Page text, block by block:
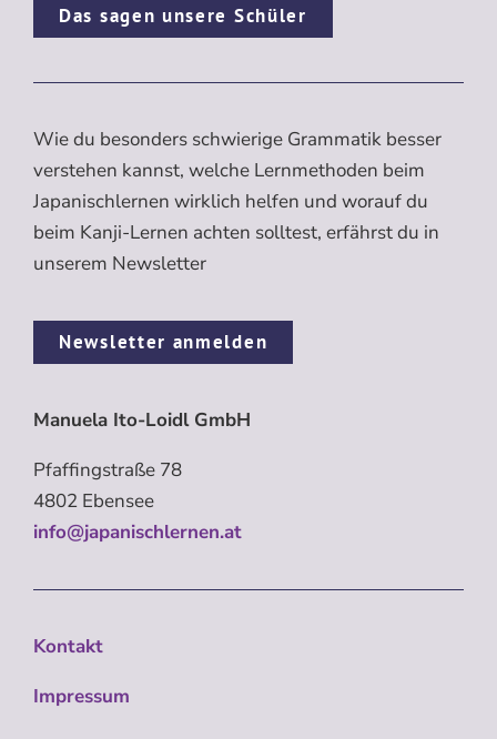
Das sagen unsere Schüler
Wie du besonders schwierige Grammatik besser
verstehen kannst, welche Lernmethoden beim
Japanischlernen wirklich helfen und worauf du
beim Kanji-Lernen achten solltest, erfährst du in
unserem Newsletter
Newsletter anmelden
Manuela Ito-Loidl GmbH
Pfaffingstraße 78
4802 Ebensee
info@japanischlernen.at
Kontakt
Impressum